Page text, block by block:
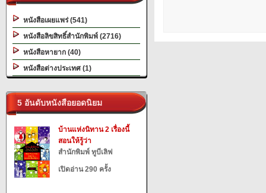
หนังสือเผยแพร่ (541)
หนังสือลิขสิทธิ์สำนักพิมพ์ (2716)
หนังสือหายาก (40)
หนังสือต่างประเทศ (1)
5 อันดับหนังสือยอดนิยม
บ้านแห่งนิทาน 2 เรื่องนี้
สอนให้รู้ว่า
สำนักพิมพ์ ทูบีเลิฟ
เปิดอ่าน 290 ครั้ง